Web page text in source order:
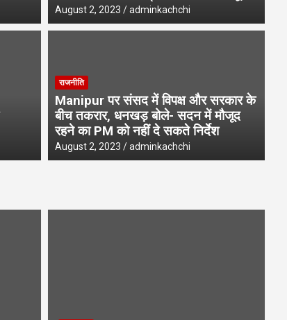
August 2, 2023 adminkachchi
राजनीति
Manipur पर संसद में विपक्ष और सरकार के
बीच तकरार, धनखड़ बोले- सदन में मौजूद
रहने का PM को नहीं दे सकते निर्देश
August 2, 2023 adminkachchi